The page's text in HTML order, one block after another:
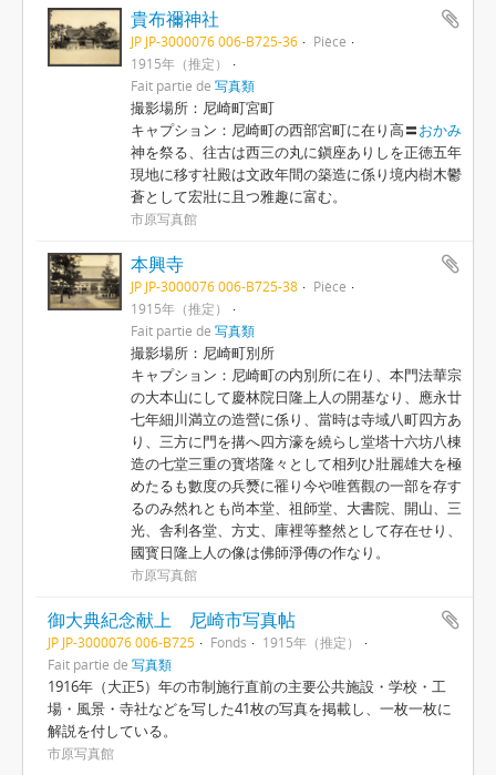
貴布禰神社
JP JP-3000076 006-B725-36
Pièce
1915年（推定）
Fait partie de 写真類
撮影場所：尼崎町宮町
キャプション：尼崎町の西部宮町に在り高〓おかみ
神を祭る、往古は西三の丸に鎭座ありしを正徳五年
現地に移す社殿は文政年間の築造に係り境内樹木鬱
蒼として宏壯に且つ雅趣に富む。
市原写真館
本興寺
JP JP-3000076 006-B725-38
Pièce
1915年（推定）
Fait partie de 写真類
撮影場所：尼崎町別所
キャプション：尼崎町の内別所に在り、本門法華宗
の大本山にして慶林院日隆上人の開基なり、應永廿
七年細川満立の造營に係り、當時は寺域八町四方あ
り、三方に門を搆へ四方濠を繞らし堂塔十六坊八棟
造の七堂三重の寳塔隆々として相列ひ壯麗雄大を極
めたるも數度の兵燹に罹り今や唯舊觀の一部を存す
るのみ然れとも尚本堂、祖師堂、大書院、開山、三
光、舎利各堂、方丈、庫裡等整然として存在せり、
國寳日隆上人の像は佛師淨傳の作なり。
市原写真館
御大典紀念献上 尼崎市写真帖
JP JP-3000076 006-B725 Fonds
1915年（推定）
Fait partie de 写真類
1916年（大正5）年の市制施行直前の主要公共施設・学校・工
場・風景・寺社などを写した41枚の写真を掲載し、一枚一枚に
解説を付している。
市原写真館